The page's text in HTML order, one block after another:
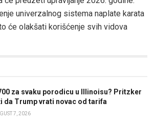
univerzalnog sistema naplate karata
će olakšati korišćenje svih vidova
za svaku porodicu u Illinoisu? Pritzker
da Trump vrati novac od tarifa
7, 2026